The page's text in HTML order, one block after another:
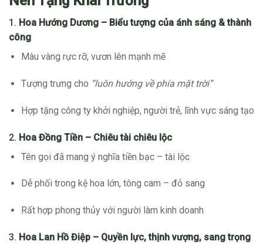
1. Hoa Hướng Dương – Biểu tượng của ánh sáng & thành
công
Màu vàng rực rỡ, vươn lên mạnh mẽ
Tượng trưng cho “luôn hướng về phía mặt trời”
Hợp tặng công ty khởi nghiệp, người trẻ, lĩnh vực sáng tạo
2. Hoa Đồng Tiền – Chiêu tài chiêu lộc
Tên gọi đã mang ý nghĩa tiền bạc – tài lộc
Dễ phối trong kệ hoa lớn, tông cam – đỏ sang
Rất hợp phong thủy với người làm kinh doanh
3. Hoa Lan Hồ Điệp – Quyền lực, thịnh vượng, sang trọng